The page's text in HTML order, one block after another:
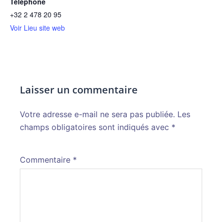
+32 2 478 20 95
Voir Lieu site web
Laisser un commentaire
Votre adresse e-mail ne sera pas publiée. Les
champs obligatoires sont indiqués avec *
Commentaire *
Alternative: